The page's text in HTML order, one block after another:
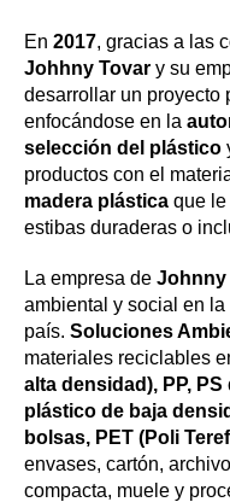
En 2017, gracias a las
Johhny Tovar y su
desarrollar un proyecto
enfocándose en la
selección del plástico
madera plástica que le
estibas duraderas o
La empresa de Johnny
ambiental y social en la
país. Soluciones
materiales reciclables
alta densidad), PP,
plástico de baja
bolsas, PET (Poli
envases, cartón,
compacta, muele y